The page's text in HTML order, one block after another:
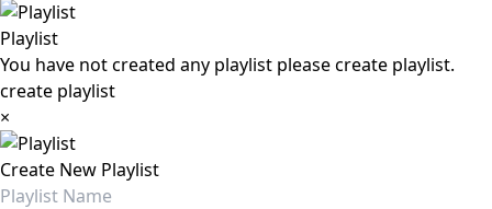
Playlist
You have not created any playlist please create playlist.
create playlist
×
Create New Playlist